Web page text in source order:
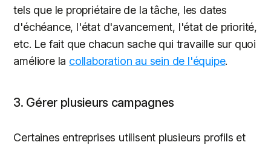
tels que le propriétaire de la tâche, les dates
d'échéance, l'état d'avancement, l'état de priorité,
etc. Le fait que chacun sache qui travaille sur quoi
améliore la collaboration au sein de l'équipe.
3. Gérer plusieurs campagnes
Certaines entreprises utilisent plusieurs profils et